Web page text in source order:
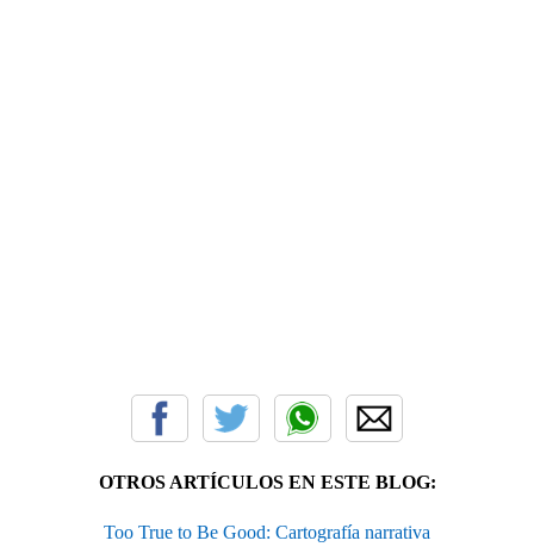
OTROS ARTÍCULOS EN ESTE BLOG:
Too True to Be Good: Cartografía narrativa